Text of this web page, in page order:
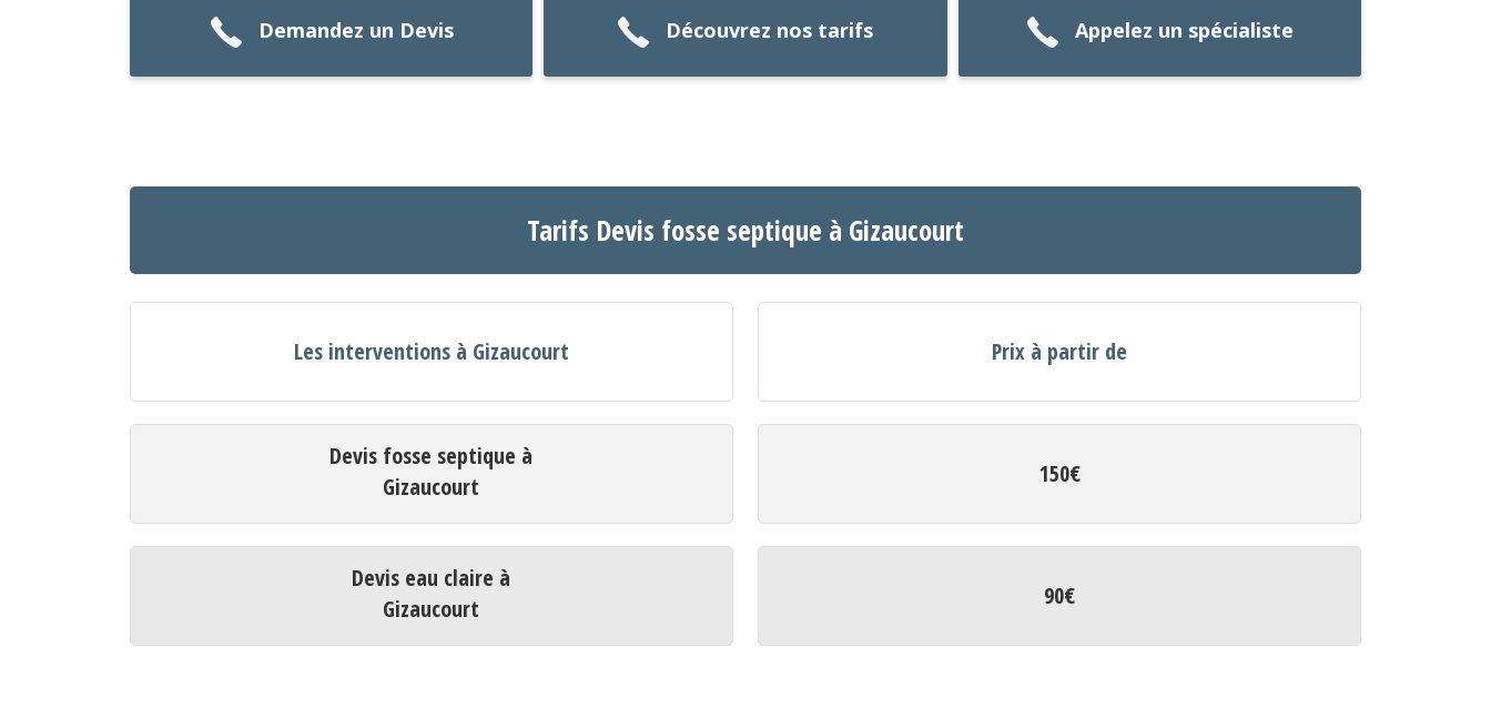
Demandez un Devis Découvrez nos tarifs Appelez un spécialiste
Tarifs Devis fosse septique à Gizaucourt
Les interventions à Gizaucourt Prix à partir de
Devis fosse septique à
Gizaucourt
150€
Devis eau claire à
Gizaucourt
90€